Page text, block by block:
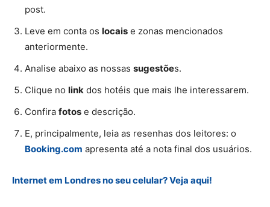
post.
Leve em conta os locais e zonas mencionados
anteriormente.
Analise abaixo as nossas sugestões.
Clique no link dos hotéis que mais lhe interessarem.
Confira fotos e descrição.
E, principalmente, leia as resenhas dos leitores: o
Booking.com apresenta até a nota final dos usuários.
Internet em Londres no seu celular? Veja aqui!